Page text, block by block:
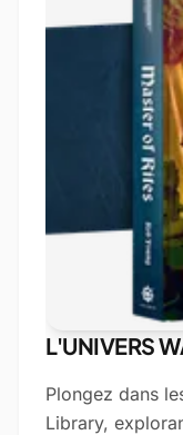
L'UNIVERS
Plongez dans
Library,